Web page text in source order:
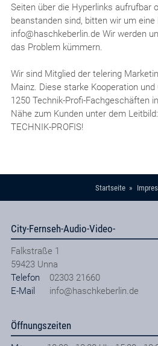
Seiten über die Hyperlinks aufrufbar
beanstanden sind, bitten wir um eine
info@haschkeberlin.de Wir werden
das Problem kümmern.
Wir sind Mitglied der telering
Mainz. Diese starke Kooperation
1250 Technik-Profi-Fachgeschäften
Nähe zum Kunden unter dem
TECHNIK-PROFIS!
Startseite
City-Fernseh-Audio-Video-
Falkstraße 1
59423 Unna
Telefon
02303 21660
E-Mail
info@haschkeberlin.de
Öffnungszeiten